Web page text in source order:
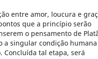
entre amor, loucura e
que a princípio serão
o pensamento de
a singular condição
Concluída tal etapa, será